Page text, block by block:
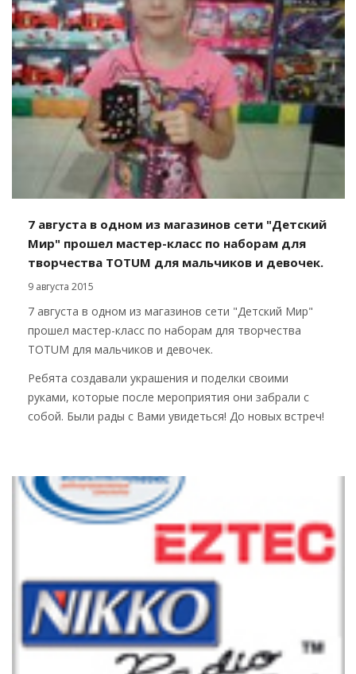
7 августа в одном из магазинов сети "Детский
Мир" прошел мастер-класс по наборам для
творчества TOTUM для мальчиков и девочек.
9 августа 2015
7 августа в одном из магазинов сети "Детский Мир"
прошел мастер-класс по наборам для творчества
TOTUM для мальчиков и девочек.
Ребята создавали украшения и поделки своими
руками, которые после мероприятия они забрали с
собой. Были рады с Вами увидеться! До новых встреч!